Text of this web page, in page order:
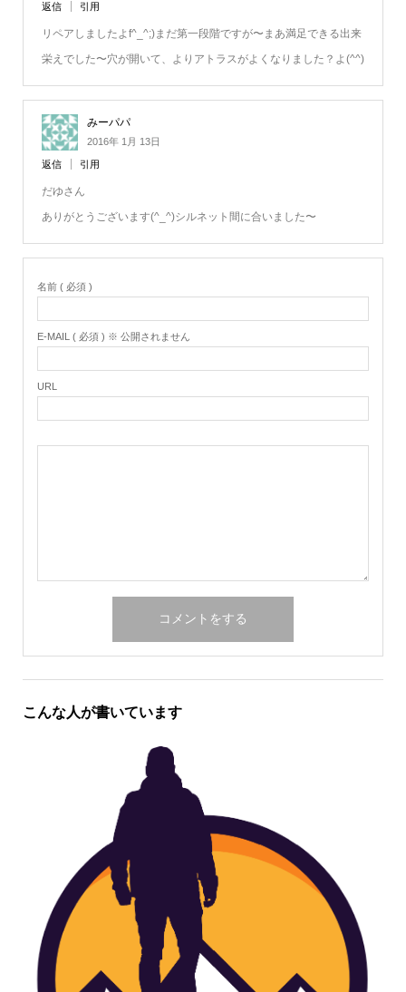
返信 引用
リペアしましたよf^_^;)まだ第一段階ですが〜まあ満足できる出来
栄えでした〜穴が開いて、よりアトラスがよくなりました？よ(^^)
みーパパ
2016年 1月 13日
返信 引用
だゆさん
ありがとうございます(^_^)シルネット間に合いました〜
名前 ( 必須 )
E-MAIL ( 必須 ) ※ 公開されません
URL
こんな人が書いています